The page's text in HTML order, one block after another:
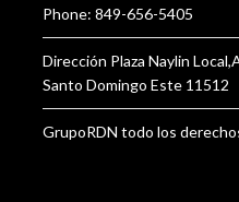
Phone: 849-656-5405
Dirección Plaza Naylin
Santo Domingo Este 11512
GrupoRDN todo los